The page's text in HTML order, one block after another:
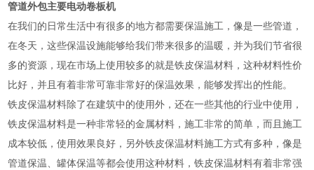
管道外包主要电动卷板机
在我们的日常生活中有很多的地方都需要保温施工，像是一些管道，
在冬天，这些保温设施能够给我们带来很多的温暖，并为我们节省很
多的资源，现在市场上使用较多的就是铁皮保温材料，这种材料性价
比好，并且有着非常可靠非常好的保温效果，能够发挥出的性能。
铁皮保温材料除了在建筑中的使用外，还在一些其他的行业中使用，
铁皮保温材料是一种非常轻的金属材料，施工非常的简单，而且施工
成本较低，使用效果良好，另外铁皮保温材料施工方式有多种，像是
管道保温、罐体保温等都会使用这种材料，铁皮保温材料有着非常强